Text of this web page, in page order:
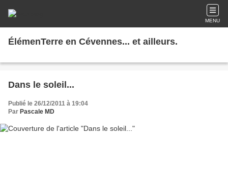
MENU
ÉlémenTerre en Cévennes... et ailleurs.
Dans le soleil...
Publié le 26/12/2011 à 19:04
Par Pascale MD